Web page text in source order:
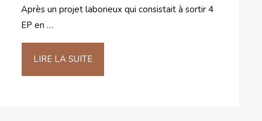
Après un projet laborieux qui consistait à sortir 4
EP en …
LIRE LA SUITE